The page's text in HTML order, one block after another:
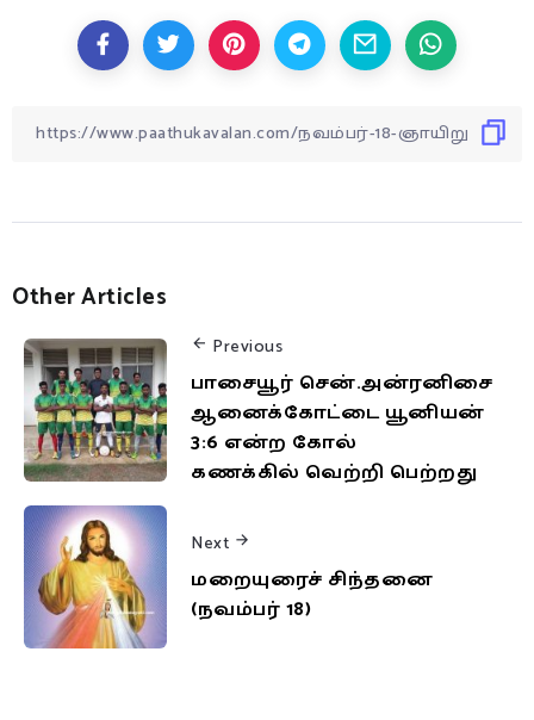
Other Articles
Previous
பாசையூர் சென்.அன்ரனிசை
ஆனைக்கோட்டை யூனியன்
3:6 என்ற கோல்
கணக்கில் வெற்றி பெற்றது
Next
மறையுரைச் சிந்தனை
(நவம்பர் 18)